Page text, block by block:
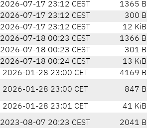
2026-07-17 23:12 CEST
1365 B
2026-07-17 23:12 CEST
300 B
2026-07-17 23:12 CEST
12 KiB
2026-07-18 00:23 CEST
1366 B
2026-07-18 00:23 CEST
301 B
2026-07-18 00:24 CEST
13 KiB
2026-01-28 23:00 CET
4169 B
2026-01-28 23:00 CET 847 B
2026-01-28 23:01 CET
41 KiB
2023-08-07 20:23 CEST 2041 B